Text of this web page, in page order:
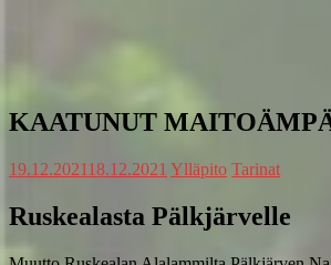
KAATUNUT
19.12.2021 18.12.2021 Ylläpito Tarinat
Ruskealasta Pälkjärvelle